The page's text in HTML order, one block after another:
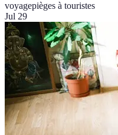
voyagepièges à touristes
Jul 29